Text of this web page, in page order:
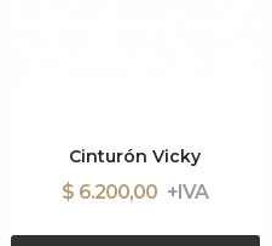
Cinturón Vicky
$ 6.200,00